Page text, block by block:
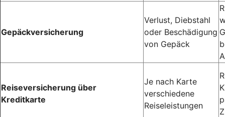
Gepäckversicherung
Verlust, Diebstahl
oder Beschädigung
von Gepäck
Reiseversicherung über
Kreditkarte
Je nach Karte
verschiedene
Reiseleistungen